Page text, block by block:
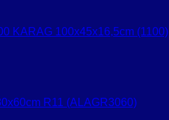
KARAG 100x45x16,5cm (1100)